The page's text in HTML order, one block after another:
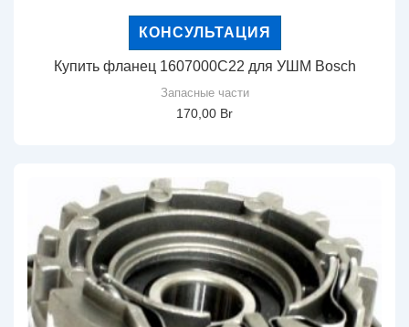
КОНСУЛЬТАЦИЯ
Купить фланец 1607000C22 для УШМ Bosch
Запасные части
170,00 Br